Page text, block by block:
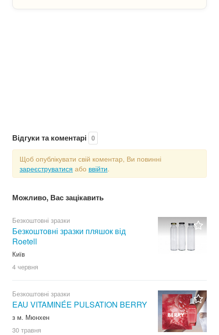
Відгуки та коментарі 0
Щоб опублікувати свій коментар, Ви повинні
зареєструватися або ввійти.
Можливо, Вас зацікавить
Безкоштовні зразки
Безкоштовні зразки пляшок від
Roetell
Київ
4 червня
Безкоштовні зразки
EAU VITAMINÉE PULSATION BERRY
з м. Мюнхен
30 травня